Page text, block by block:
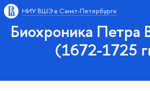
НИУ ВШЭ в Санкт-Петербурге
Биохроника Петра
(1672-1725